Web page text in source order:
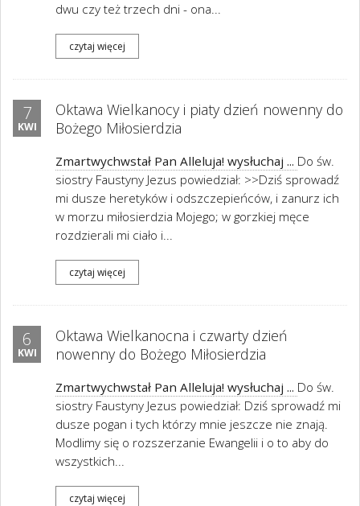
dwu czy też trzech dni - ona...
czytaj więcej
7
KWI
Oktawa Wielkanocy i piaty dzień nowenny do
Bożego Miłosierdzia
Zmartwychwstał Pan Alleluja! wysłuchaj ... Do św.
siostry Faustyny Jezus powiedział: >>Dziś sprowadź
mi dusze heretyków i odszczepieńców, i zanurz ich
w morzu miłosierdzia Mojego; w gorzkiej męce
rozdzierali mi ciało i...
czytaj więcej
6
KWI
Oktawa Wielkanocna i czwarty dzień
nowenny do Bożego Miłosierdzia
Zmartwychwstał Pan Alleluja! wysłuchaj ... Do św.
siostry Faustyny Jezus powiedział: Dziś sprowadź mi
dusze pogan i tych którzy mnie jeszcze nie znają.
Modlimy się o rozszerzanie Ewangelii i o to aby do
wszystkich...
czytaj więcej